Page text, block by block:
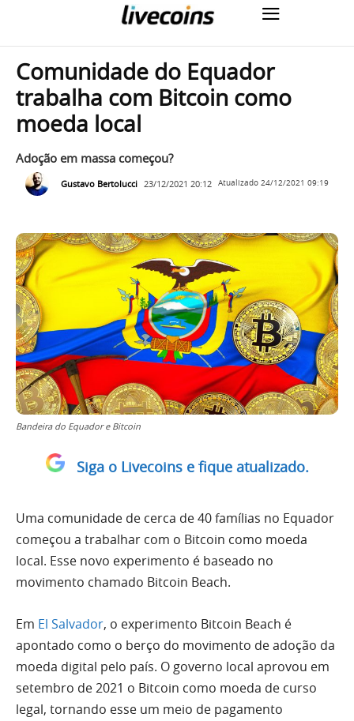
Comunidade do Equador
trabalha com Bitcoin como
moeda local
Adoção em massa começou?
Gustavo Bertolucci 23/12/2021 20:12 Atualizado 24/12/2021 09:19
Bandeira do Equador e Bitcoin
Siga o Livecoins e fique atualizado.
Uma comunidade de cerca de 40 famílias no Equador
começou a trabalhar com o Bitcoin como moeda
local. Esse novo experimento é baseado no
movimento chamado Bitcoin Beach.
Em El Salvador, o experimento Bitcoin Beach é
apontado como o berço do movimento de adoção da
moeda digital pelo país. O governo local aprovou em
setembro de 2021 o Bitcoin como moeda de curso
legal, tornando esse um meio de pagamento